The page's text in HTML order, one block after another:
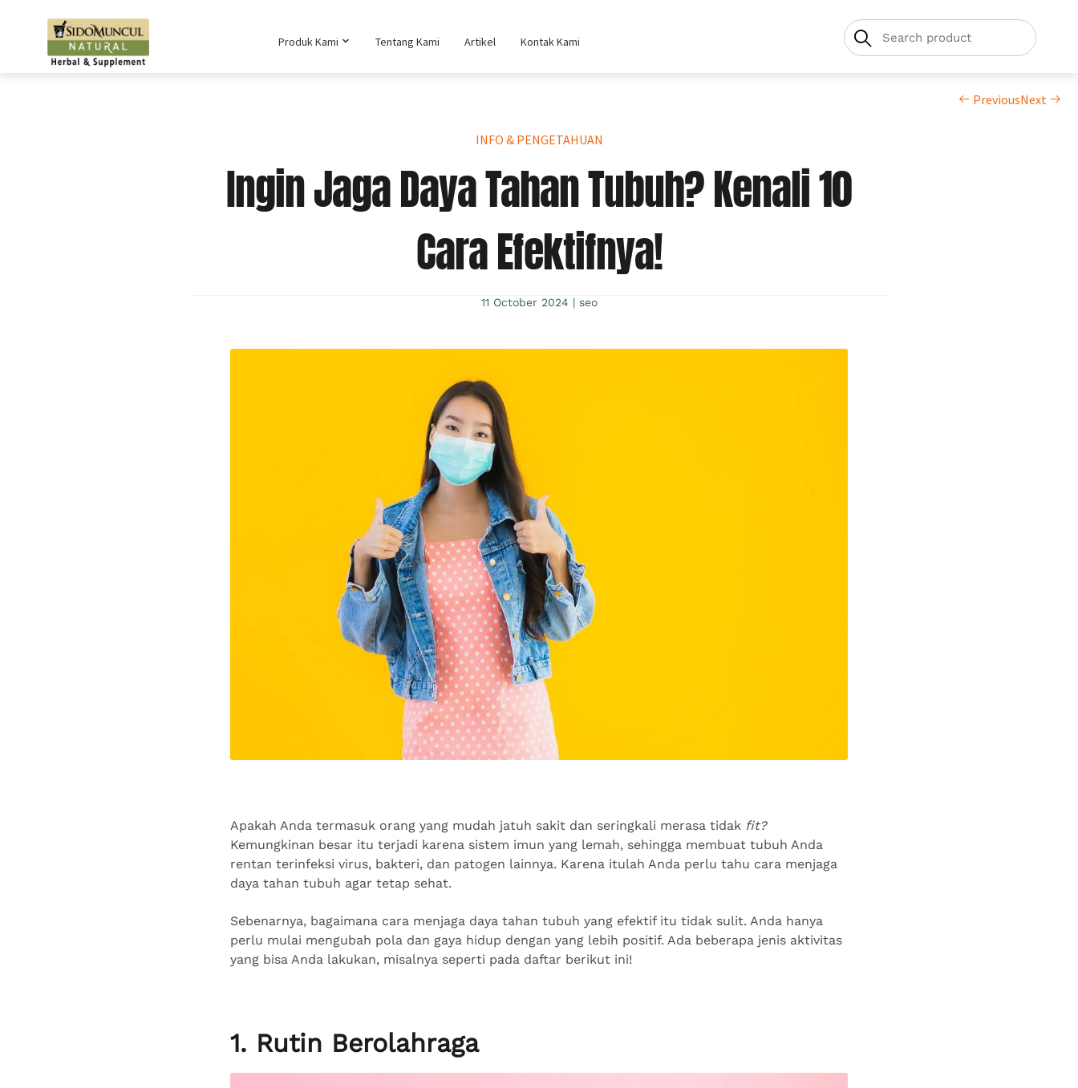
Produk Kami Tentang Kami Artikel Kontak Kami
PreviousNext
INFO & PENGETAHUAN
Ingin Jaga Daya Tahan Tubuh? Kenali 10
Cara Efektifnya!
11 October 2024 | seo
Apakah Anda termasuk orang yang mudah jatuh sakit dan seringkali merasa tidak fit?
Kemungkinan besar itu terjadi karena sistem imun yang lemah, sehingga membuat tubuh Anda
rentan terinfeksi virus, bakteri, dan patogen lainnya. Karena itulah Anda perlu tahu cara menjaga
daya tahan tubuh agar tetap sehat.
Sebenarnya, bagaimana cara menjaga daya tahan tubuh yang efektif itu tidak sulit. Anda hanya
perlu mulai mengubah pola dan gaya hidup dengan yang lebih positif. Ada beberapa jenis aktivitas
yang bisa Anda lakukan, misalnya seperti pada daftar berikut ini!
1. Rutin Berolahraga